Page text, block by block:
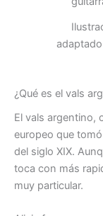
¿Qué es el vals
El vals argentino,
europeo que
del siglo XIX.
toca con más
muy particular.